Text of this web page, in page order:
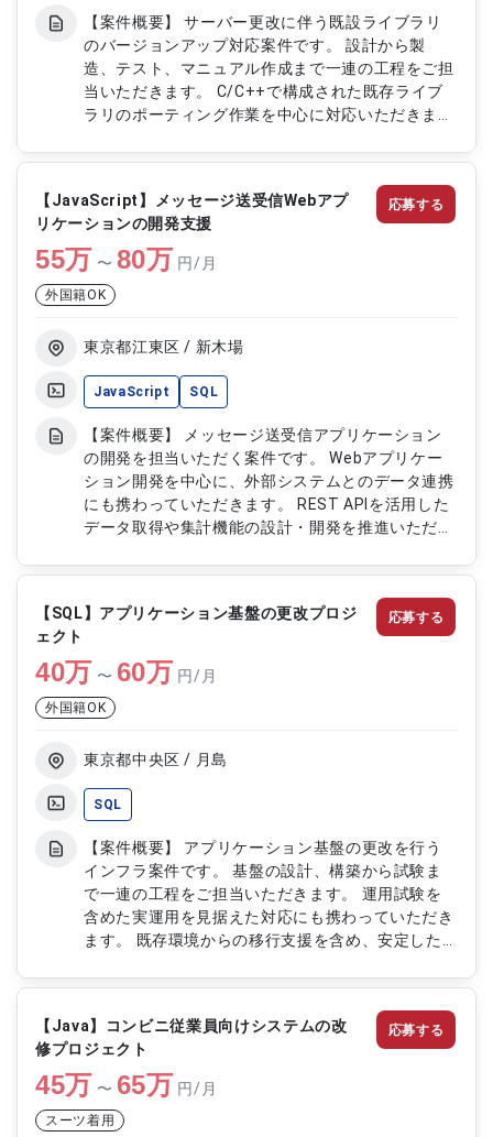
【案件概要】 サーバー更改に伴う既設ライブラリ
のバージョンアップ対応案件です。 設計から製
造、テスト、マニュアル作成まで一連の工程をご担
当いただきます。 C/C++で構成された既存ライブ
ラリのポーティング作業を中心に対応いただきま
性能評価を通じてシステム更改を支援いただく案件
ング対応（C/C++） ・Solaris8→Solaris10、
Windows→Solaris10への移行対応 ・x86環境から
64bit環境への移行対応 ・Oracle8→Oracle11gへ
の移行対応 ・既設データ移行ツールの作成および
性能評価対応
【JavaScript】メッセージ送受信Webアプ
リケーションの開発支援
55万 〜 80万 円/月
外国籍OK
東京都江東区 / 新木場
JavaScript SQL
【案件概要】 メッセージ送受信アプリケーション
の開発を担当いただく案件です。 Webアプリケー
ション開発を中心に、外部システムとのデータ連携
にも携わっていただきます。 REST APIを活用した
データ取得や集計機能の設計・開発を推進いただき
安定したサービス提供を支援いただく案件です。
【作業内容】 ・メッセージ送受信アプリケーショ
ンの開発 ・Web APIを用いたデータ取得および集計
との連携機能実装 ・テスト実施および不具合修正
対応
応募する
【SQL】アプリケーション基盤の更改プロジ
ェクト
40万 〜 60万 円/月
外国籍OK
東京都中央区 / 月島
SQL
【案件概要】 アプリケーション基盤の更改を行う
インフラ案件です。 基盤の設計、構築から試験ま
で一連の工程をご担当いただきます。 運用試験を
含めた実運用を見据えた対応にも携わっていただき
ます。 既存環境からの移行支援を含め、安定した
プリケーション基盤の設計、構築対応 ・各種試験
および運用試験の実施 ・基盤更改に伴う移行支援
対応 ・インフラ環境の設定変更、調整作業 ・関連
部署との連携および各種ドキュメント作成
応募する
【Java】コンビニ従業員向けシステムの改
修プロジェクト
45万 〜 65万 円/月
スーツ着用
応募する